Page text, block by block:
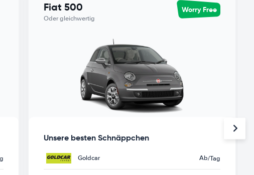
Fiat 500
Oder gleichwertig
Worry Free
Unsere besten Schnäppchen
Goldcar Ab/Tag